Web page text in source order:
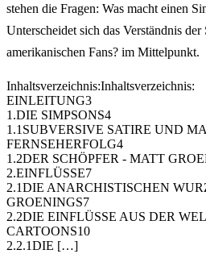
stehen die Fragen: Was macht einen
Unterscheidet sich das Verständnis
amerikanischen Fans? im Mittelpunkt.
Inhaltsverzeichnis:Inhaltsverzeichnis:
EINLEITUNG3
1.DIE SIMPSONS4
1.1SUBVERSIVE SATIRE UND
FERNSEHERFOLG4
1.2DER SCHÖPFER - MATT
2.EINFLÜSSE7
2.1DIE ANARCHISTISCHEN
GROENINGS7
2.2DIE EINFLÜSSE AUS DER
CARTOONS10
2.2.1DIE […]